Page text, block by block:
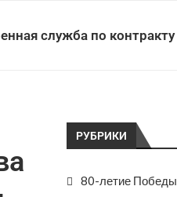
служба по контракту
РУБРИКИ
80-летие Победы